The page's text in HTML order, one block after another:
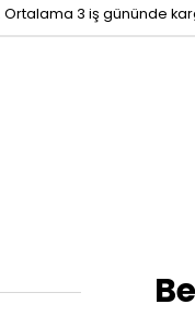
3 iş gününde